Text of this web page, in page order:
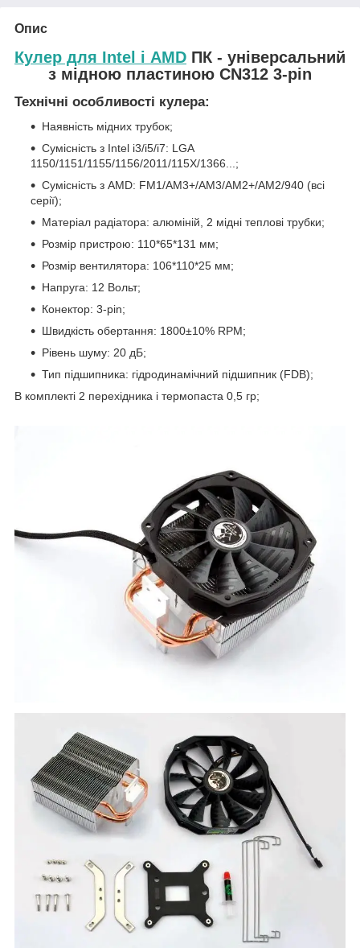
Опис
Кулер для Intel і AMD ПК - універсальний
з мідною пластиною CN312 3-pin
Технічні особливості кулера:
Наявність мідних трубок;
Сумісність з Intel i3/i5/i7: LGA
1150/1151/1155/1156/2011/115X/1366...;
Сумісність з AMD: FM1/AM3+/AM3/AM2+/AM2/940 (всі
серії);
Матеріал радіатора: алюміній, 2 мідні теплові трубки;
Розмір пристрою: 110*65*131 мм;
Розмір вентилятора: 106*110*25 мм;
Напруга: 12 Вольт;
Конектор: 3-pin;
Швидкість обертання: 1800±10% RPM;
Рівень шуму: 20 дБ;
Тип підшипника: гідродинамічний підшипник (FDB);
В комплекті 2 перехідника і термопаста 0,5 гр;